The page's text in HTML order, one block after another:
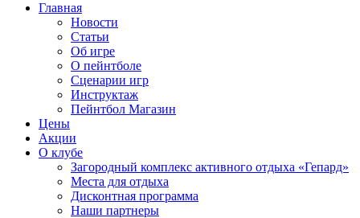
Главная
Новости
Статьи
Об игре
О пейнтболе
Сценарии игр
Инструктаж
Пейнтбол Магазин
Цены
Акции
О клубе
Загородный комплекс активного отдыха «Гепард»
Места для отдыха
Дисконтная программа
Наши партнеры